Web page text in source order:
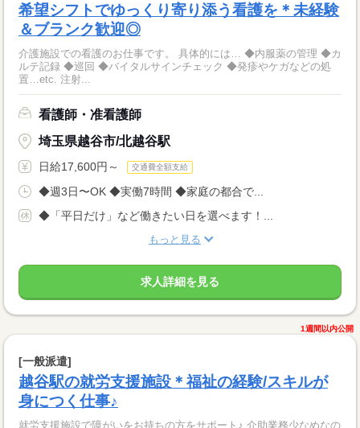
希望シフトでゆっくり寄り添う看護を＊未経験
＆ブランク歓迎◎
介護施設での看護のお仕事です。 具体的には… ◆内服薬の管理 ◆カ
ルテ記録 ◆巡回 ◆バイタルサインチェック ◆発疹やケガなどの処
置…etc. 注射...
看護師・准看護師
埼玉県越谷市/北越谷駅
日給17,600円～ 交通費全額支給
◆週3日〜OK ◆実働7時間 ◆家庭の都合で...
◆「平日だけ」など働きたい日を選べます！...
もっと見る
求人詳細を見る
1週間以内公開
[一般派遣]
越谷駅の就労支援施設＊福祉の経験/スキルが
身につく仕事♪
就労支援施設で障がいをお持ちの方をサポート♪ 介助業務少なめなの